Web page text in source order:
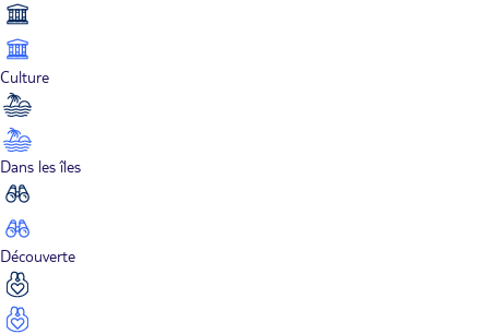
Culture
Dans les îles
Découverte